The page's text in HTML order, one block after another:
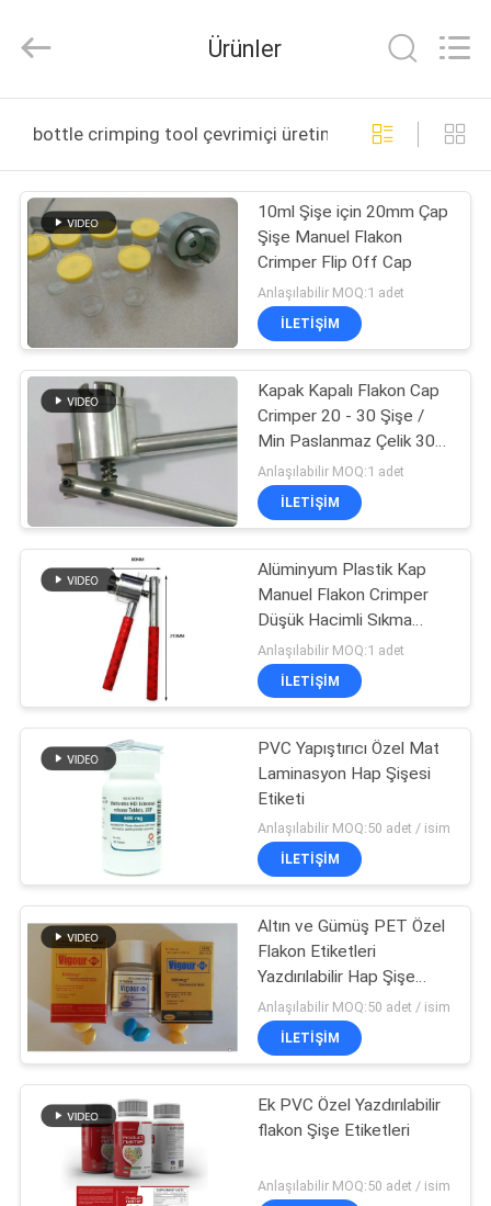
ÜRÜN:%
HAKKIMIZDA
FABRIKA
TURU
KALITE
KONTROL
BIZIMLE
ILETIŞIME
HABERLER
VAKALAR
HARITASI
PRIVACY
POLICY
Reserved.
Ürünler
bottle crimping tool çevrimiçi üretim
10ml Şişe için 20mm Çap
Şişe Manuel Flakon
Crimper Flip Off Cap
Anlaşılabilir MOQ:1 adet
İLETIŞIM
Kapak Kapalı Flakon Cap
Crimper 20 - 30 Şişe /
Min Paslanmaz Çelik 304
Malzeme ile
Anlaşılabilir MOQ:1 adet
İLETIŞIM
Alüminyum Plastik Kap
Manuel Flakon Crimper
Düşük Hacimli Sıkma
Operasyonları
Anlaşılabilir MOQ:1 adet
İLETIŞIM
PVC Yapıştırıcı Özel Mat
Laminasyon Hap Şişesi
Etiketi
Anlaşılabilir MOQ:50 adet / isim
İLETIŞIM
Altın ve Gümüş PET Özel
Flakon Etiketleri
Yazdırılabilir Hap Şişe
Etiketleri Çok Boyutlu
Anlaşılabilir MOQ:50 adet / isim
İLETIŞIM
Ek PVC Özel Yazdırılabilir
flakon Şişe Etiketleri
Anlaşılabilir MOQ:50 adet / isim